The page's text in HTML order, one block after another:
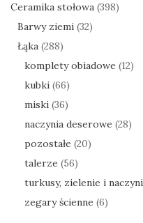
Ceramika stołowa (398)
Barwy ziemi (32)
Łąka (288)
komplety obiadowe (12)
kubki (66)
miski (36)
naczynia deserowe (28)
pozostałe (20)
talerze (56)
turkusy, zielenie i
zegary ścienne (6)